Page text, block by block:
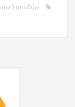
Σπουδών